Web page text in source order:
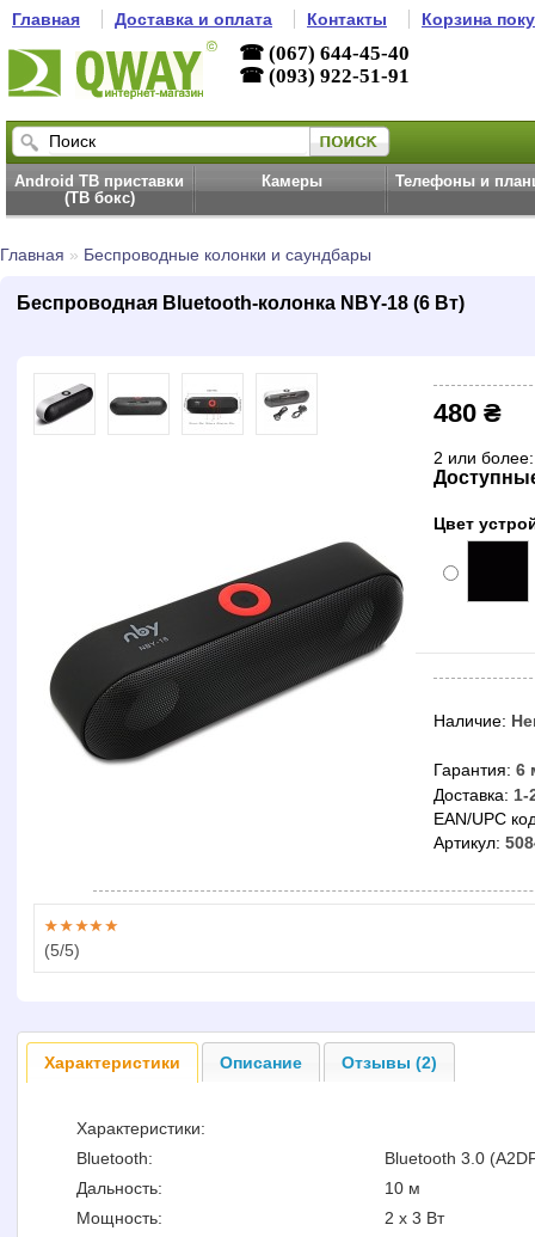
Главная Доставка и оплата Контакты Корзина
☎ (067) 644-45-40
☎ (093) 922-51-91
Android ТВ приставки
(ТВ бокс)
Камеры Телефоны и
Главная » Беспроводные колонки и саундбары
Беспроводная Bluetooth-колонка NBY-18 (6 Вт)
480 ₴
2 или
Цвет
Наличие:
Гарантия: 6
Доставка: 1-
EAN/UPC
Артикул:
(5/5)
Характеристики Описание Отзывы (2)
Характеристики:
Bluetooth:
Bluetooth 3.0
Дальность:
10 м
Мощность:
2 x 3 Вт